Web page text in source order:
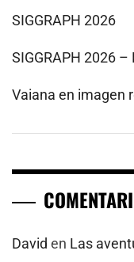
SIGGRAPH 2026
SIGGRAPH 2026
Vaiana en imagen
David en Las